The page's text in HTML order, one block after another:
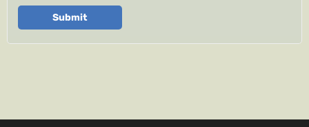
Submit